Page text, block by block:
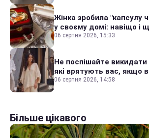
Жінка зробила "капсулу
у своєму домі: навіщо і
06 серпня 2026, 15:33
Не поспішайте
які врятують вас, якщо
06 серпня 2026, 14:58
Більше цікавого